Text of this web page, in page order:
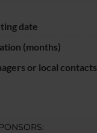
date
(months)
or local contacts